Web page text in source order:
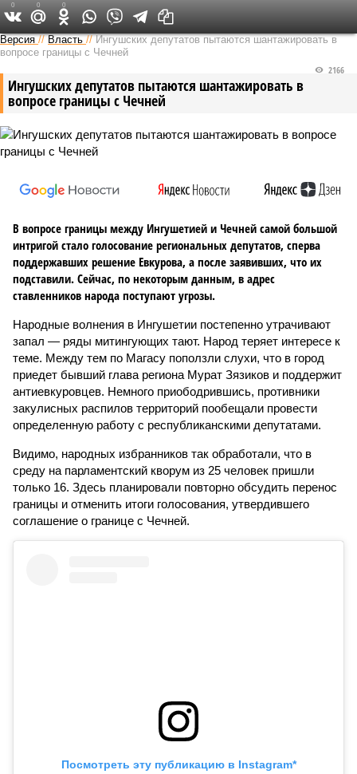
Версия на Кавказе
Версия //Власть //Ингушских депутатов пытаются шантажировать в
вопросе границы с Чечней
Ингушских депутатов пытаются шантажировать в
вопросе границы с Чечней
2166
В вопросе границы между Ингушетией и Чечней самой большой
интригой стало голосование региональных депутатов, сперва
поддержавших решение Евкурова, а после заявивших, что их
подставили. Сейчас, по некоторым данным, в адрес
ставленников народа поступают угрозы.
Народные волнения в Ингушетии постепенно утрачивают
запал — ряды митингующих тают. Народ теряет интересе к
теме. Между тем по Магасу поползли слухи, что в город
приедет бывший глава региона Мурат Зязиков и поддержит
антиевкуровцев. Немного приободрившись, противники
закулисных распилов территорий пообещали провести
определенную работу с республиканскими депутатами.
Видимо, народных избранников так обработали, что в
среду на парламентский кворум из 25 человек пришли
только 16. Здесь планировали повторно обсудить перенос
границы и отменить итоги голосования, утвердившего
соглашение о границе с Чечней.
Посмотреть эту публикацию в Instagram*
0 0 0